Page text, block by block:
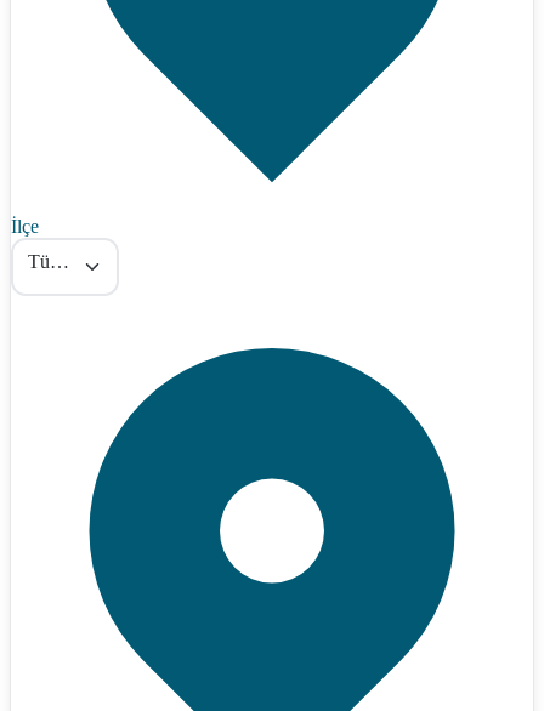
İlçe
Tümü